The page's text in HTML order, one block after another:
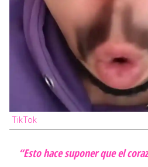
TikTok
“Esto hace suponer que el